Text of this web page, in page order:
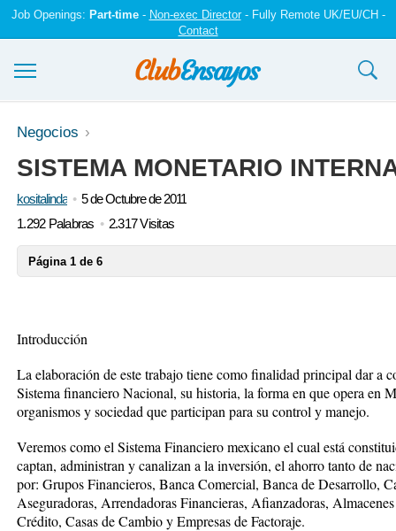
Job Openings: Part-time- Non-exec Director- Fully Remote UK/EU/CH -
Contact
Ensayos y trabajos
Registrarse
Iniciar sesión
Negocios
SISTEMA MONETARIO
kositalinda
5 de Octubre de 2011
1.292 Palabras
2.317 Visitas
Página 1 de 6
Introducción
La elaboración de este trabajo tiene como finalidad principal dar a
Sistema financiero Nacional, su historia, la forma en que opera en
organismos y sociedad que participan para su control y manejo.
Veremos como el Sistema Financiero mexicano el cual está
captan, administran y canalizan a la inversión, el ahorro tanto de
por: Grupos Financieros, Banca Comercial, Banca de Desarrollo,
Aseguradoras, Arrendadoras Financieras, Afianzadoras,
Crédito, Casas de Cambio y Empresas de Factoraje.